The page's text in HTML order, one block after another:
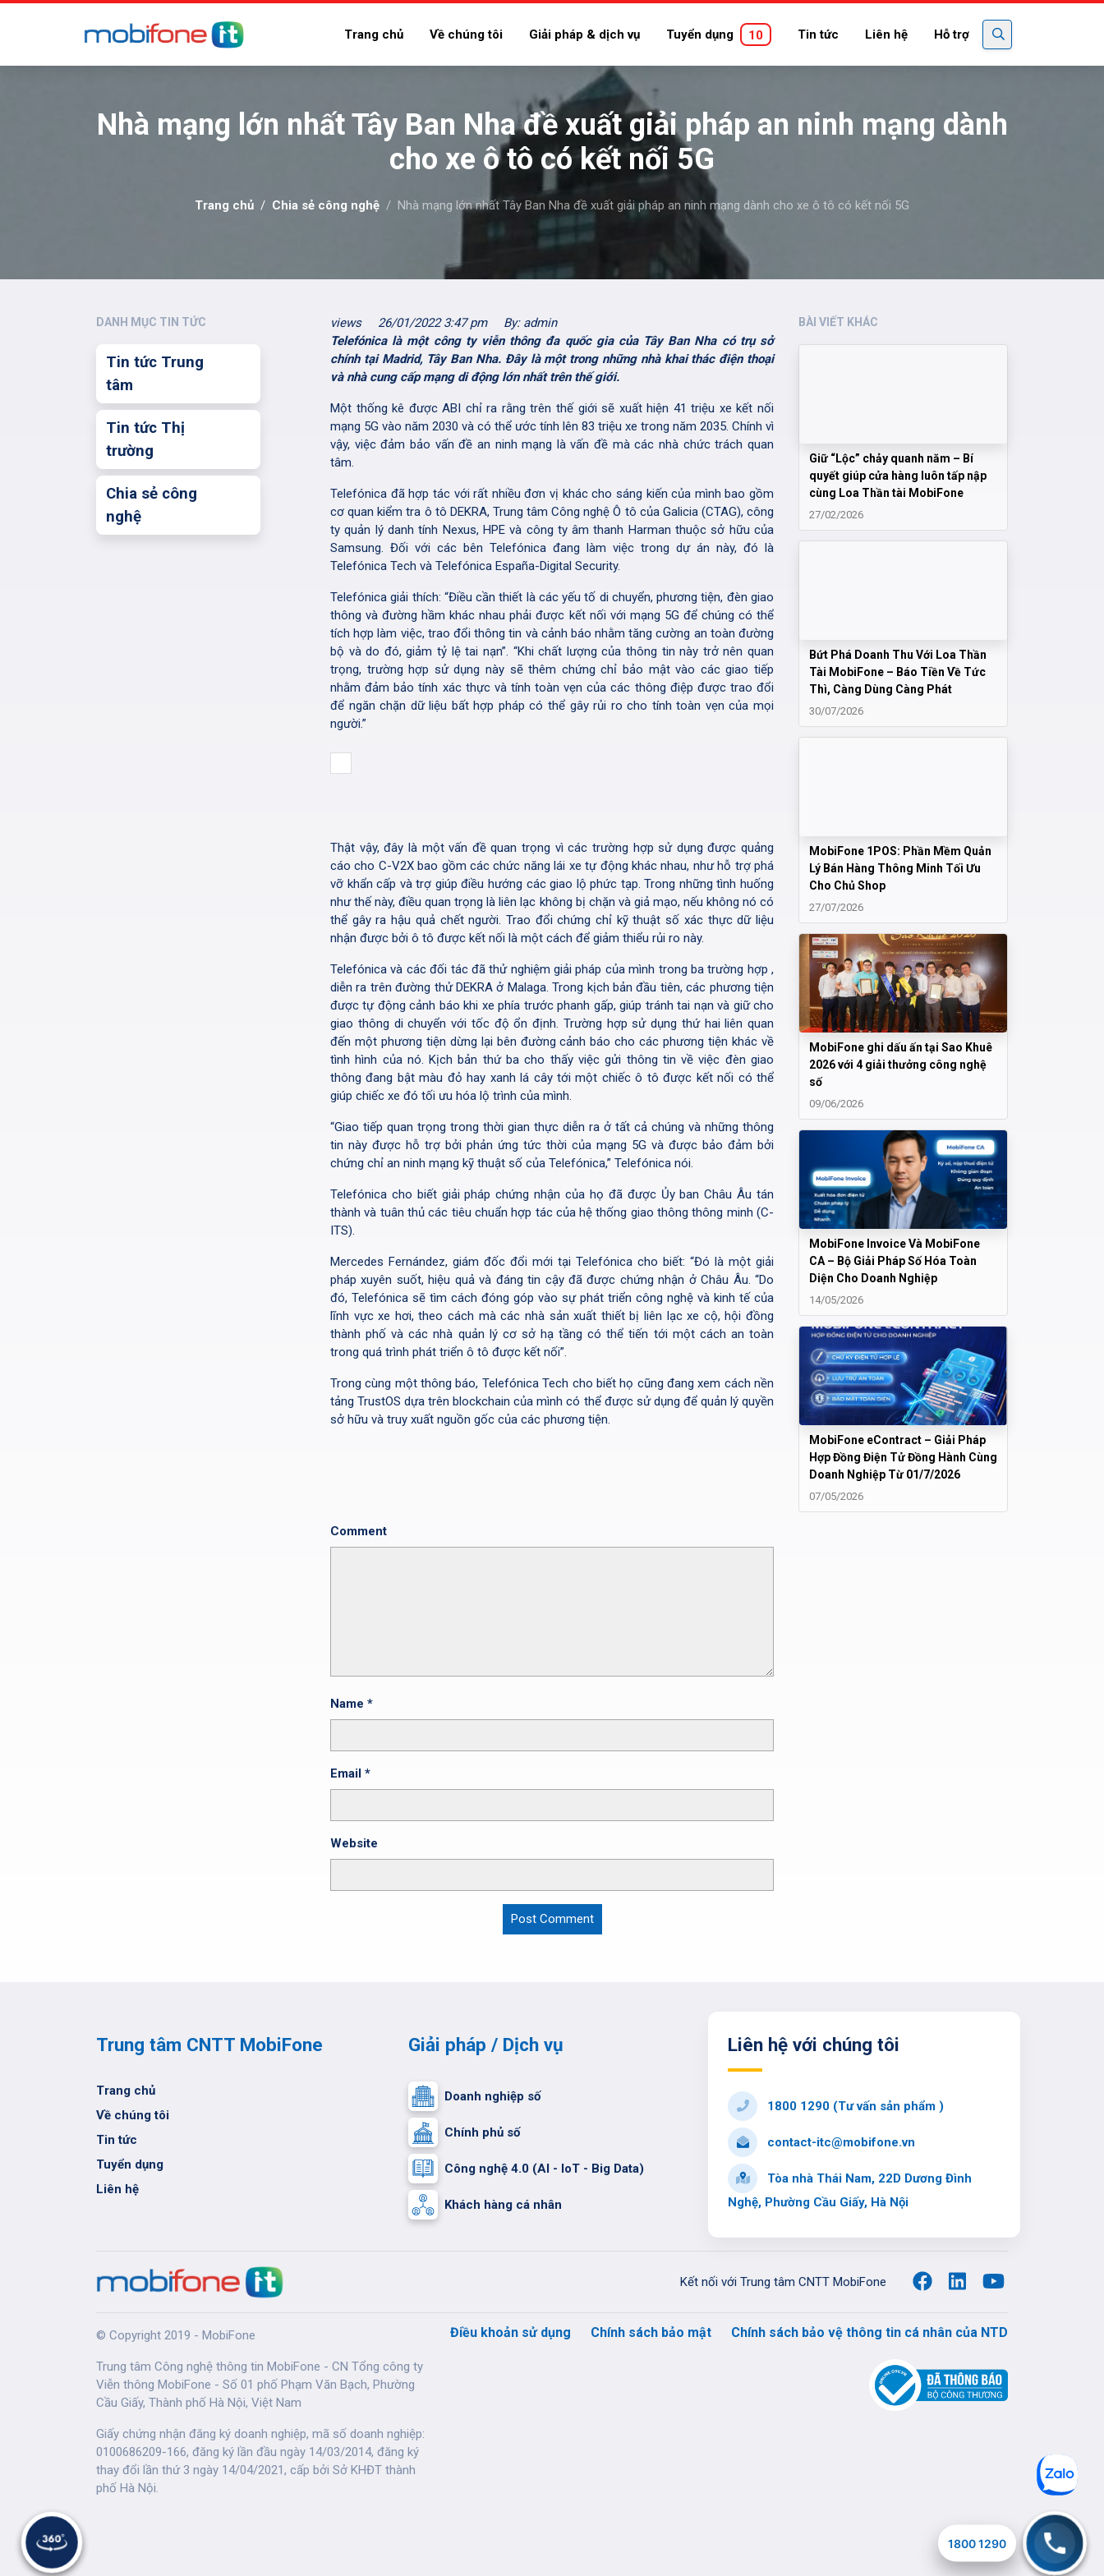
Trang chủ Về chúng tôi Giải pháp & dịch vụ Tuyển dụng 10 Tin tức Liên hệ Hỗ trợ
1800 1290
Nhà mạng lớn nhất Tây Ban Nha đề xuất giải pháp an ninh mạng dành
cho xe ô tô có kết nối 5G
Trang chủ Chia sẻ công nghệ Nhà mạng lớn nhất Tây Ban Nha đề xuất giải pháp an ninh mạng dành cho xe ô tô có kết nối 5G
DANH MỤC TIN TỨC
Tin tức Trung
tâm
Tin tức Thị
trường
Chia sẻ công
nghệ
views 26/01/2022 3:47 pm
By: admin
Telefónica là một công ty viễn thông đa quốc gia của Tây Ban Nha có trụ sở
chính tại Madrid, Tây Ban Nha. Đây là một trong những nhà khai thác điện thoại
và nhà cung cấp mạng di động lớn nhất trên thế giới.
Một thống kê được ABI chỉ ra rằng trên thế giới sẽ xuất hiện 41 triệu xe kết nối
mạng 5G vào năm 2030 và có thể ước tính lên 83 triệu xe trong năm 2035. Chính vì
vậy, việc đảm bảo vấn đề an ninh mạng là vấn đề mà các nhà chức trách quan
tâm.
Telefónica đã hợp tác với rất nhiều đơn vị khác cho sáng kiến ​​của mình bao gồm
cơ quan kiểm tra ô tô DEKRA, Trung tâm Công nghệ Ô tô của Galicia (CTAG), công
ty quản lý danh tính Nexus, HPE và công ty âm thanh Harman thuộc sở hữu của
Samsung. Đối với các bên Telefónica đang làm việc trong dự án này, đó là
Telefónica Tech và Telefónica España-Digital Security.
Telefónica giải thích: “Điều cần thiết là các yếu tố di chuyển, phương tiện, đèn giao
thông và đường hầm khác nhau phải được kết nối với mạng 5G để chúng có thể
tích hợp làm việc, trao đổi thông tin và cảnh báo nhằm tăng cường an toàn đường
bộ và do đó, giảm tỷ lệ tai nạn”. “Khi chất lượng của thông tin này trở nên quan
trọng, trường hợp sử dụng này sẽ thêm chứng chỉ bảo mật vào các giao tiếp
nhằm đảm bảo tính xác thực và tính toàn vẹn của các thông điệp được trao đổi
để ngăn chặn dữ liệu bất hợp pháp có thể gây rủi ro cho tính toàn vẹn của mọi
người.”
Thật vậy, đây là một vấn đề quan trọng vì các trường hợp sử dụng được quảng
cáo cho C-V2X bao gồm các chức năng lái xe tự động khác nhau, như hỗ trợ phá
vỡ khẩn cấp và trợ giúp điều hướng các giao lộ phức tạp. Trong những tình huống
như thế này, điều quan trọng là liên lạc không bị chặn và giả mạo, nếu không nó có
thể gây ra hậu quả chết người. Trao đổi chứng chỉ kỹ thuật số xác thực dữ liệu
nhận được bởi ô tô được kết nối là một cách để giảm thiểu rủi ro này.
Telefónica và các đối tác đã thử nghiệm giải pháp của mình trong ba trường hợp ,
diễn ra trên đường thử DEKRA ở Malaga. Trong kịch bản đầu tiên, các phương tiện
được tự động cảnh báo khi xe phía trước phanh gấp, giúp tránh tai nạn và giữ cho
giao thông di chuyển với tốc độ ổn định. Trường hợp sử dụng thứ hai liên quan
đến một phương tiện dừng lại bên đường cảnh báo cho các phương tiện khác về
tình hình của nó. Kịch bản thứ ba cho thấy việc gửi thông tin về việc đèn giao
thông đang bật màu đỏ hay xanh lá cây tới một chiếc ô tô được kết nối có thể
giúp chiếc xe đó tối ưu hóa lộ trình của mình.
“Giao tiếp quan trọng trong thời gian thực diễn ra ở tất cả chúng và những thông
tin này được hỗ trợ bởi phản ứng tức thời của mạng 5G và được bảo đảm bởi
chứng chỉ an ninh mạng kỹ thuật số của Telefónica,” Telefónica nói.
Telefónica cho biết giải pháp chứng nhận của họ đã được Ủy ban Châu Âu tán
thành và tuân thủ các tiêu chuẩn hợp tác của hệ thống giao thông thông minh (C-
ITS).
Mercedes Fernández, giám đốc đổi mới tại Telefónica cho biết: “Đó là một giải
pháp xuyên suốt, hiệu quả và đáng tin cậy đã được chứng nhận ở Châu Âu. “Do
đó, Telefónica sẽ tìm cách đóng góp vào sự phát triển công nghệ và kinh tế của
lĩnh vực xe hơi, theo cách mà các nhà sản xuất thiết bị liên lạc xe cộ, hội đồng
thành phố và các nhà quản lý cơ sở hạ tầng có thể tiến tới một cách an toàn
trong quá trình phát triển ô tô được kết nối”.
Trong cùng một thông báo, Telefónica Tech cho biết họ cũng đang xem cách nền
tảng TrustOS dựa trên blockchain của mình có thể được sử dụng để quản lý quyền
sở hữu và truy xuất nguồn gốc của các phương tiện.
Comment
Name *
Email *
Website
BÀI VIẾT KHÁC
Giữ “Lộc” chảy quanh năm – Bí
quyết giúp cửa hàng luôn tấp nập
cùng Loa Thần tài MobiFone
27/02/2026
Bứt Phá Doanh Thu Với Loa Thần
Tài MobiFone – Báo Tiền Về Tức
Thì, Càng Dùng Càng Phát
30/07/2026
MobiFone 1POS: Phần Mềm Quản
Lý Bán Hàng Thông Minh Tối Ưu
Cho Chủ Shop
27/07/2026
MobiFone ghi dấu ấn tại Sao Khuê
2026 với 4 giải thưởng công nghệ
số
09/06/2026
MobiFone Invoice Và MobiFone
CA – Bộ Giải Pháp Số Hóa Toàn
Diện Cho Doanh Nghiệp
14/05/2026
MobiFone eContract – Giải Pháp
Hợp Đồng Điện Tử Đồng Hành Cùng
Doanh Nghiệp Từ 01/7/2026
07/05/2026
Trung tâm CNTT MobiFone
Trang chủ
Về chúng tôi
Tin tức
Tuyển dụng
Liên hệ
Giải pháp / Dịch vụ
Doanh nghiệp số
Chính phủ số
Công nghệ 4.0 (AI - IoT - Big Data)
Khách hàng cá nhân
Liên hệ với chúng tôi
1800 1290 (Tư vấn sản phẩm )
contact-itc@mobifone.vn
Tòa nhà Thái Nam, 22D Dương Đình
Nghệ, Phường Cầu Giấy, Hà Nội
Kết nối với Trung tâm CNTT MobiFone
© Copyright 2019 - MobiFone
Trung tâm Công nghệ thông tin MobiFone - CN Tổng công ty
Viễn thông MobiFone - Số 01 phố Phạm Văn Bạch, Phường
Cầu Giấy, Thành phố Hà Nội, Việt Nam
Giấy chứng nhận đăng ký doanh nghiệp, mã số doanh nghiệp:
0100686209-166, đăng ký lần đầu ngày 14/03/2014, đăng ký
thay đổi lần thứ 3 ngày 14/04/2021, cấp bởi Sở KHĐT thành
phố Hà Nội.
Điều khoản sử dụng Chính sách bảo mật Chính sách bảo vệ thông tin cá nhân của NTD